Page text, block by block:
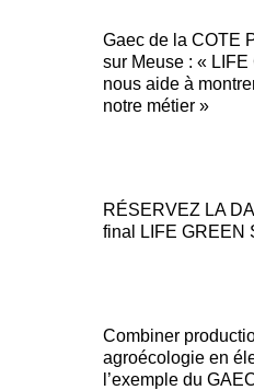
Gaec de la COTE
sur Meuse : «
nous aide à
notre métier »
RÉSERVEZ LA
final LIFE GREEN
Combiner
agroécologie en
l’exemple du